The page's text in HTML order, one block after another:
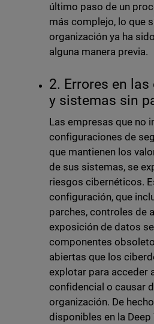
último paso de un
más complejo, lo que
organización ya ha
alguna manera previa.
2. Errores en
y sistemas sin
Las empresas que no
configuraciones de
que mantienen los
de sus sistemas, se
riesgos cibernéticos.
configuración, que
parches, controles de
exposición de datos
componentes
abiertas que los
explotar para acceder
confidencial o causar
organización. De
disponibles en la